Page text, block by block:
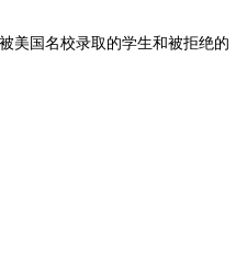
美国名校录取的学生和被拒绝的